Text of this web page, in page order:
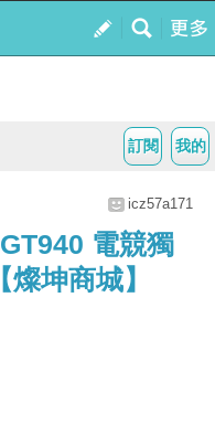
我的
訂閱
icz57a171
電競獨
坤商城】